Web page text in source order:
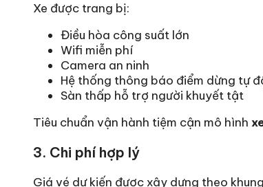
Xe được trang bị:
Điều hòa công suất lớn
Wifi miễn phí
Camera an ninh
Hệ thống thông báo điểm dừng tự
Sàn thấp hỗ trợ người khuyết tật
Tiêu chuẩn vận hành tiệm cận mô hình
3. Chi phí hợp lý
Giá vé dự kiến được xây dựng theo